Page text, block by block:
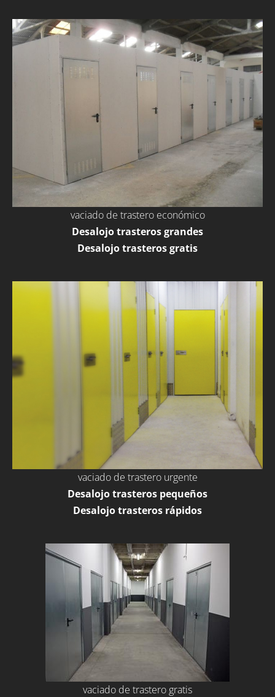
vaciado de trastero económico
Desalojo trasteros grandes
Desalojo trasteros gratis
vaciado de trastero urgente
Desalojo trasteros pequeños
Desalojo trasteros rápidos
vaciado de trastero gratis